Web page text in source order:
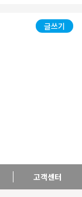
글쓰기
고객센터